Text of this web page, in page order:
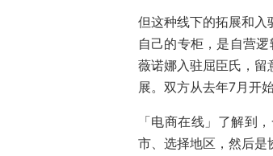
但这种线下的拓展和
自己的专柜，是自营
薇诺娜入驻屈臣氏，
展。双方从去年7月开
「电商在线」了解到
市、选择地区，然后